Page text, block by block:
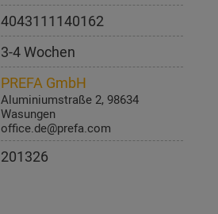
4043111140162
3-4 Wochen
PREFA GmbH
Aluminiumstraße 2, 98634
Wasungen
office.de@prefa.com
201326